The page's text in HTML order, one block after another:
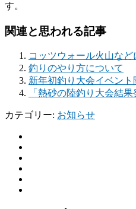
す。
関連と思われる記事
コッツウォール火山など
釣りのやり方について
新年初釣り大会イベント
「熱砂の陸釣り大会結
カテゴリー: お知らせ